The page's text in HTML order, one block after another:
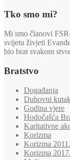
Tko smo mi?
Mi smo članovi
svijetu živjeti
bio brat svakom
Bratstvo
Događanja
Duhovni
Godina vjere
Hodočašća
Karitativne
Korizma
Korizma
Korizma